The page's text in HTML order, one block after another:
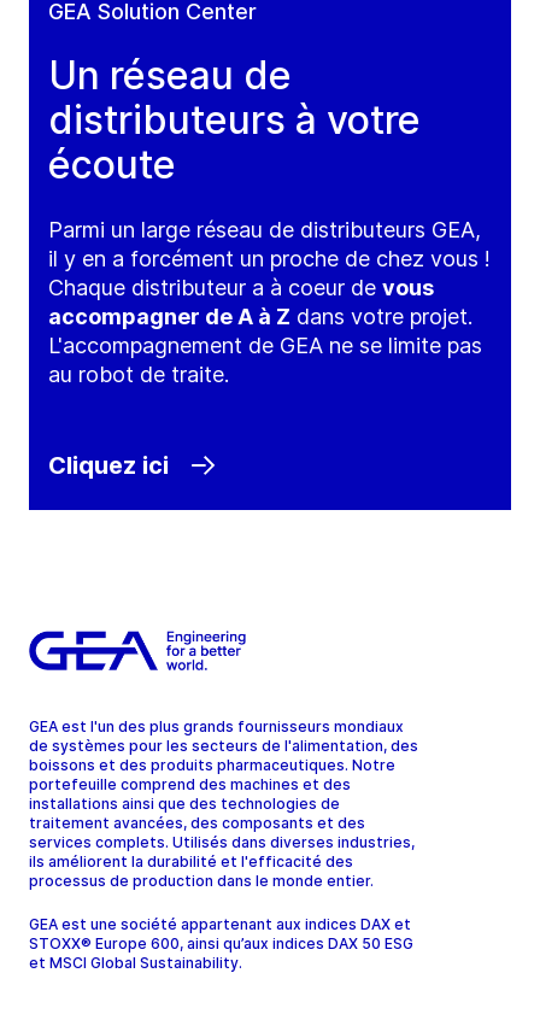
GEA Solution Center
Un réseau de
distributeurs à votre
écoute
Parmi un large réseau de distributeurs GEA,
il y en a forcément un proche de chez vous !
Chaque distributeur a à coeur de vous
accompagner de A à Z dans votre projet.
L'accompagnement de GEA ne se limite pas
au robot de traite.
Cliquez ici
GEA est l'un des plus grands fournisseurs mondiaux
de systèmes pour les secteurs de l'alimentation, des
boissons et des produits pharmaceutiques. Notre
portefeuille comprend des machines et des
installations ainsi que des technologies de
traitement avancées, des composants et des
services complets. Utilisés dans diverses industries,
ils améliorent la durabilité et l'efficacité des
processus de production dans le monde entier.
GEA est une société appartenant aux indices DAX et
STOXX® Europe 600, ainsi qu’aux indices DAX 50 ESG
et MSCI Global Sustainability.